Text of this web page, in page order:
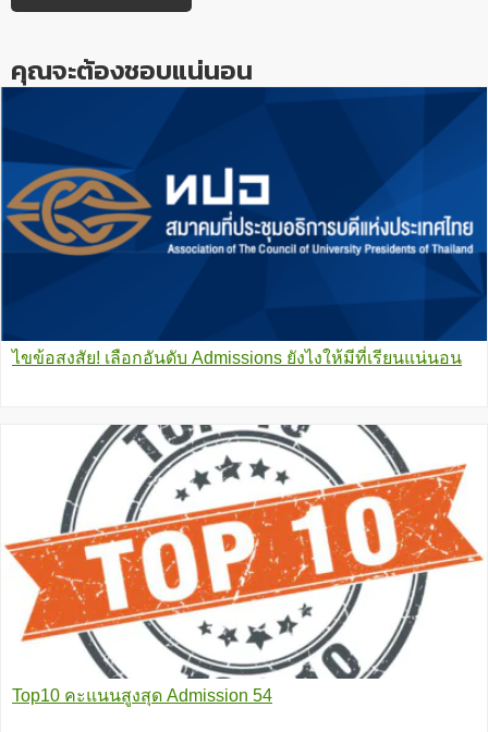
คุณจะต้องชอบแน่นอน
ไขข้อสงสัย! เลือกอันดับ Admissions ยังไงให้มีที่เรียนแน่นอน
Top10 คะแนนสูงสุด Admission 54